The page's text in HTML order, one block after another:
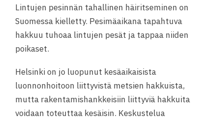
Lintujen pesinnän tahallinen häiritseminen on
Suomessa kielletty. Pesimäaikana tapahtuva
hakkuu tuhoaa lintujen pesät ja tappaa niiden
poikaset.
Helsinki on jo luopunut kesäaikaisista
luonnonhoitoon liittyvistä metsien hakkuista,
mutta rakentamishankkeisiin liittyviä hakkuita
voidaan toteuttaa kesäisin. Keskustelua